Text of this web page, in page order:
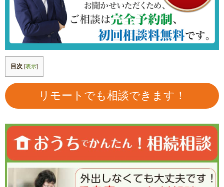
目次 [表示]
リモートでも相談できます！